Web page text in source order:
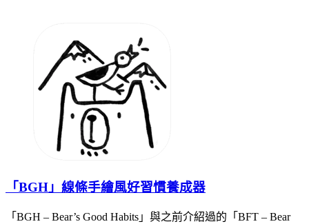
「BGH」線條手繪風好習慣養成器
「BGH – Bear’s Good Habits」與之前介紹過的「BFT – Bear